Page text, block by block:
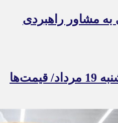
به مشاور راهبردی
قیمت طلا و سکه دوشنبه 19 مرداد/ قیمت‌ها